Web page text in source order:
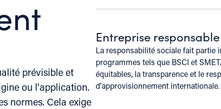
prévisible et
ou l'application.
normes. Cela exige
Entreprise responsable
La responsabilité sociale fait partie
programmes tels que BSCI et
équitables, la transparence et le
d'approvisionnement internationale.